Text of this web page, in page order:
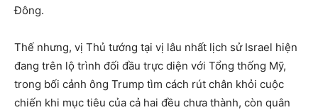
Đông.
Thế nhưng, vị Thủ tướng tại vị lâu nhất lịch sử Israel hiện
đang trên lộ trình đối đầu trực diện với Tổng thống Mỹ,
trong bối cảnh ông Trump tìm cách rút chân khỏi cuộc
chiến khi mục tiêu của cả hai đều chưa thành, còn quân